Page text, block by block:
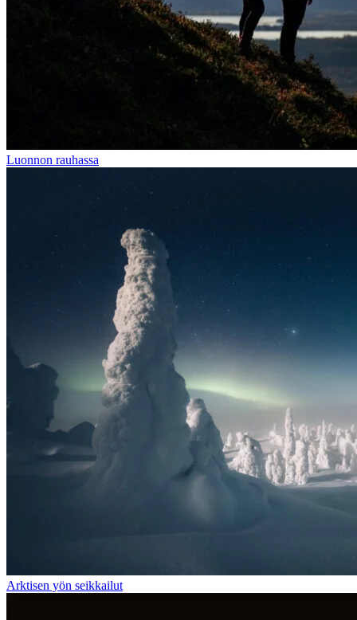
Luonnon rauhassa
Arktisen yön seikkailut